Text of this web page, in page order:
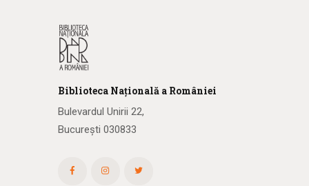
Biblioteca Națională a României
Bulevardul Unirii 22,
București 030833